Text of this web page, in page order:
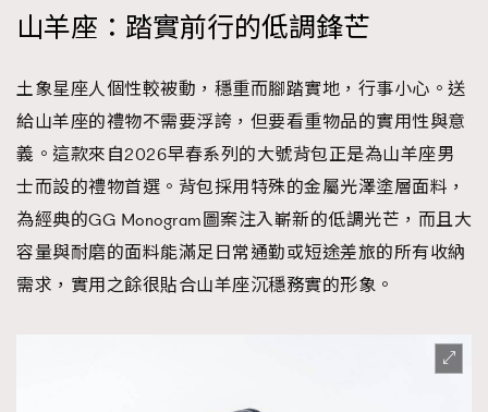
山羊座：踏實前行的低調鋒芒
土象星座人個性較被動，穩重而腳踏實地，行事小心。送
給山羊座的禮物不需要浮誇，但要看重物品的實用性與意
義。這款來自2026早春系列的大號背包正是為山羊座男
士而設的禮物首選。背包採用特殊的金屬光澤塗層面料，
為經典的GG Monogram圖案注入嶄新的低調光芒，而且大
容量與耐磨的面料能滿足日常通勤或短途差旅的所有收納
需求，實用之餘很貼合山羊座沉穩務實的形象。